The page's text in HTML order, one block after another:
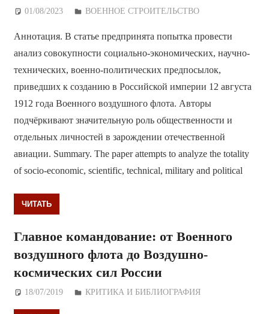
01/08/2023 Дежурный по Редакции
ВОЕННОЕ СТРОИТЕЛЬСТВО
Аннотация. В статье предпринята попытка провести
анализ совокупности социально-экономических, научно-
технических, военно-политических предпосылок,
приведших к созданию в Российской империи 12 августа
1912 года Военного воздушного флота. Авторы
подчёркивают значительную роль общественности и
отдельных личностей в зарождении отечественной
авиации. Summary. The paper attempts to analyze the totality
of socio-economic, scientific, technical, military and political
ЧИТАТЬ
Главное командование: от Военного
воздушного флота до Воздушно-
космических сил России
18/07/2019 Дежурный по Редакции
КРИТИКА И БИБЛИОГРАФИЯ